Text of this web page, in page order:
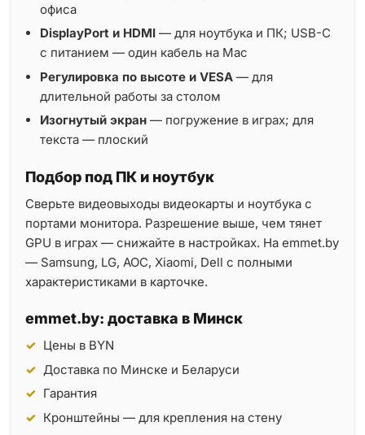
офиса
DisplayPort и HDMI — для ноутбука и ПК; USB-C
с питанием — один кабель на Mac
Регулировка по высоте и VESA — для
длительной работы за столом
Изогнутый экран — погружение в играх; для
текста — плоский
Подбор под ПК и ноутбук
Сверьте видеовыходы видеокарты и ноутбука с
портами монитора. Разрешение выше, чем тянет
GPU в играх — снижайте в настройках. На emmet.by
— Samsung, LG, AOC, Xiaomi, Dell с полными
характеристиками в карточке.
emmet.by: доставка в Минск
Цены в BYN
Доставка по Минске и Беларуси
Гарантия
Кронштейны — для крепления на стену